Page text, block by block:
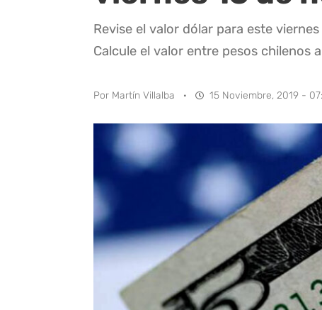
Revise el valor dólar para este
Calcule el valor entre pesos chilenos
Por Martín Villalba · 15 Noviembre, 2019 -